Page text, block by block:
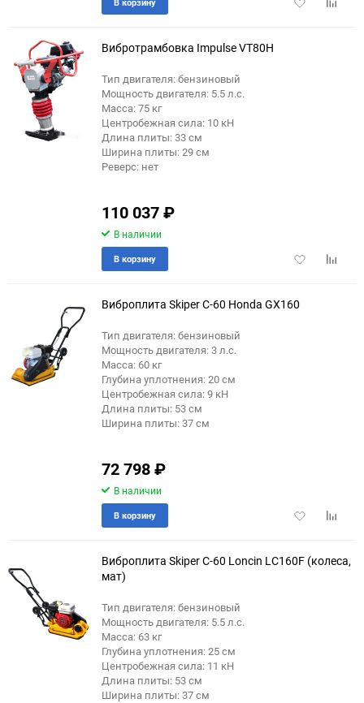
еще 1 фото
Вибротрамбовка Impulse VT80H
Тип двигателя: бензиновый
Мощность двигателя: 5.5 л.с.
Масса: 75 кг
Центробежная сила: 10 кН
Длина плиты: 33 см
Ширина плиты: 29 см
Реверс: нет
110 037₽
В наличии
Добавить
В корзину
Виброплита Skiper С-60 Honda GX160
Тип двигателя: бензиновый
Мощность двигателя: 3 л.с.
Масса: 60 кг
Глубина уплотнения: 20 см
Центробежная сила: 9 кН
Длина плиты: 53 см
Ширина плиты: 37 см
72 798₽
В наличии
Добавить
В корзину
Виброплита Skiper С-60 Loncin LC160F (колеса,
мат)
Тип двигателя: бензиновый
Мощность двигателя: 5.5 л.с.
Масса: 63 кг
Глубина уплотнения: 25 см
Центробежная сила: 11 кН
Длина плиты: 53 см
Ширина плиты: 37 см